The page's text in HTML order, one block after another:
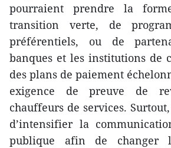
pourraient prendre la
transition verte, de
préférentiels, ou de
banques et les institutions de
des plans de paiement
exigence de preuve de
chauffeurs de services.
d’intensifier la
publique afin de changer